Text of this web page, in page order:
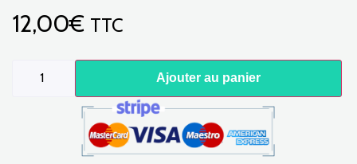
12,00€ TTC
Ajouter au panier